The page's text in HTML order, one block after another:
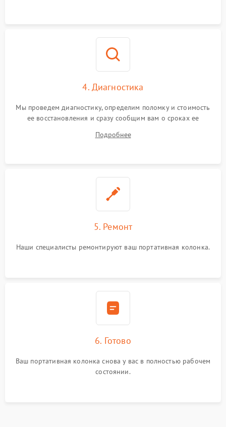
4. Диагностика
Мы проведем диагностику, определим поломку и стоимость
ее восстановления и сразу сообщим вам о сроках ее
Подробнее
5. Ремонт
Наши специалисты ремонтируют ваш портативная колонка.
6. Готово
Ваш портативная колонка снова у вас в полностью рабочем
состоянии.